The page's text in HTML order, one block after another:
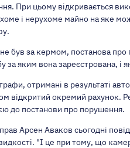
При цьому відкривається
і нерухоме майно на яке
був за кермом, постанова
за яким вона зареєстрована,
отримані в результаті
відкритий окремий рахунок.
до постанови про порушення.
Арсен Аваков сьогодні
"І це при тому, що